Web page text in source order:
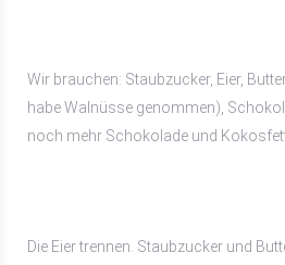
Wir brauchen: Staubzucker, Eier,
habe Walnüsse genommen),
noch mehr Schokolade und
Die Eier trennen. Staubzucker und